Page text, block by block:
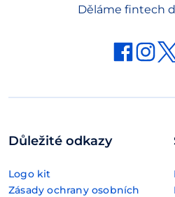
Děláme fintech
Důležité odkazy
Logo kit
Zásady ochrany osobních